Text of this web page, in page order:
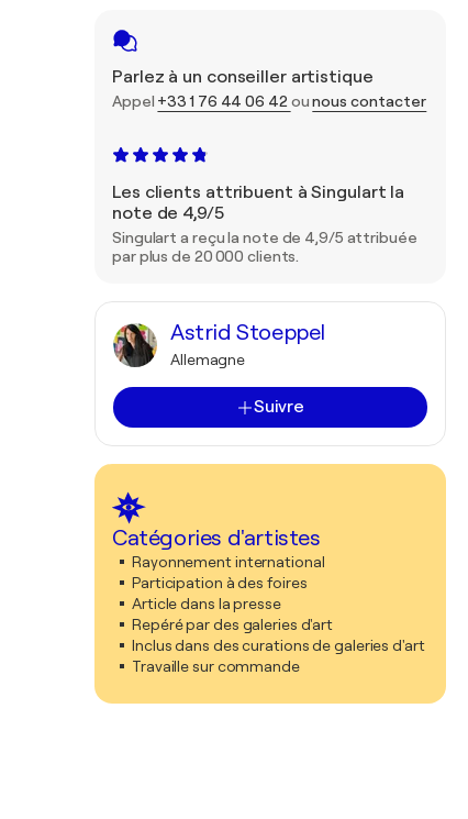
Parlez à un conseiller artistique
Appel +33 1 76 44 06 42 ounous contacter
Les clients attribuent à Singulart la
note de 4,9/5
Singulart a reçu la note de 4,9/5 attribuée
par plus de 20 000 clients.
Astrid Stoeppel
Allemagne
Suivre
Catégories d'artistes
Rayonnement international
Participation à des foires
Article dans la presse
Repéré par des galeries d'art
Inclus dans des curations de galeries d'art
Travaille sur commande